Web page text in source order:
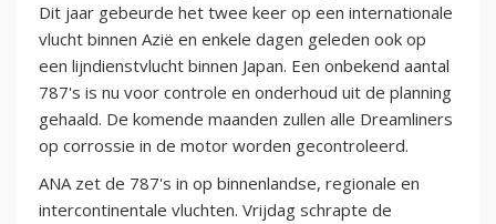
Dit jaar gebeurde het twee keer op een internationale
vlucht binnen Azië en enkele dagen geleden ook op
een lijndienstvlucht binnen Japan. Een onbekend aantal
787's is nu voor controle en onderhoud uit de planning
gehaald. De komende maanden zullen alle Dreamliners
op corrossie in de motor worden gecontroleerd.
ANA zet de 787's in op binnenlandse, regionale en
intercontinentale vluchten. Vrijdag schrapte de